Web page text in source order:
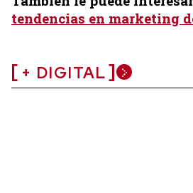
tendencias en marketing
+ DIGITAL